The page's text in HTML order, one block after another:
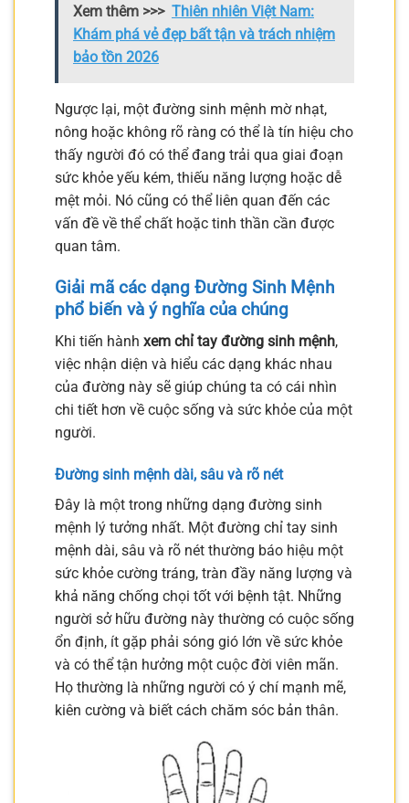
Xem thêm >>> Thiên nhiên Việt Nam:
Khám phá vẻ đẹp bất tận và trách nhiệm
bảo tồn 2026
Ngược lại, một đường sinh mệnh mờ nhạt,
nông hoặc không rõ ràng có thể là tín hiệu cho
thấy người đó có thể đang trải qua giai đoạn
sức khỏe yếu kém, thiếu năng lượng hoặc dễ
mệt mỏi. Nó cũng có thể liên quan đến các
vấn đề về thể chất hoặc tinh thần cần được
quan tâm.
Giải mã các dạng Đường Sinh Mệnh
phổ biến và ý nghĩa của chúng
Khi tiến hành xem chỉ tay đường sinh mệnh,
việc nhận diện và hiểu các dạng khác nhau
của đường này sẽ giúp chúng ta có cái nhìn
chi tiết hơn về cuộc sống và sức khỏe của một
người.
Đường sinh mệnh dài, sâu và rõ nét
Đây là một trong những dạng đường sinh
mệnh lý tưởng nhất. Một đường chỉ tay sinh
mệnh dài, sâu và rõ nét thường báo hiệu một
sức khỏe cường tráng, tràn đầy năng lượng và
khả năng chống chọi tốt với bệnh tật. Những
người sở hữu đường này thường có cuộc sống
ổn định, ít gặp phải sóng gió lớn về sức khỏe
và có thể tận hưởng một cuộc đời viên mãn.
Họ thường là những người có ý chí mạnh mẽ,
kiên cường và biết cách chăm sóc bản thân.